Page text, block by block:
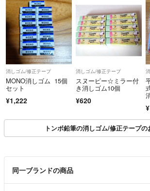
消しゴム/修正テープ
MONO消しゴム 15個
セット
¥1,222
消しゴム/修正テープ
スヌーピー☆ミラー付
き消しゴム10個
¥620
トンボ鉛筆の消しゴム/修正テープの
同一ブランドの商品